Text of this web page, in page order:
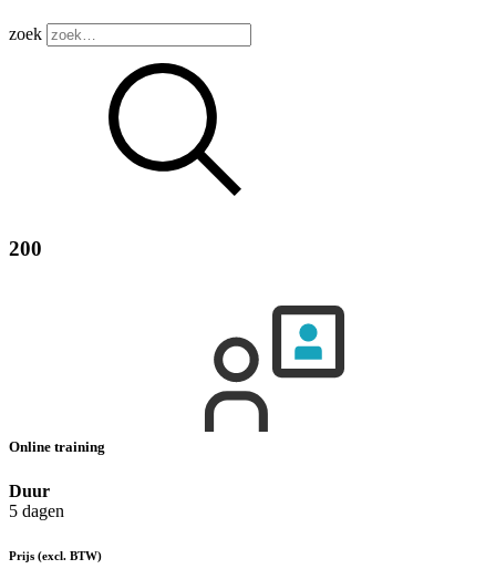
zoek
200
Online training
Duur
5 dagen
Prijs (excl. BTW)